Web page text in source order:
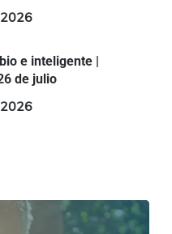
e inteligente |
de julio